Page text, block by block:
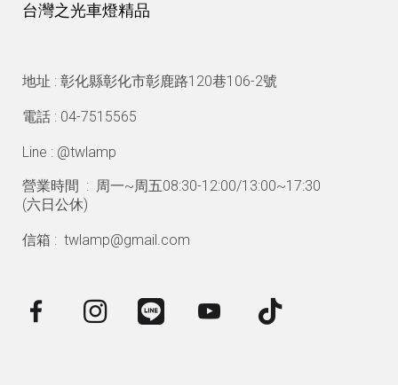
台灣之光車燈精品
地址 : 彰化縣彰化市彰鹿路120巷106-2號
電話 : 04-7515565
Line : @twlamp
營業時間 : 周一~周五08:30-12:00/13:00~17:30
(六日公休)
信箱 : twlamp@gmail.com